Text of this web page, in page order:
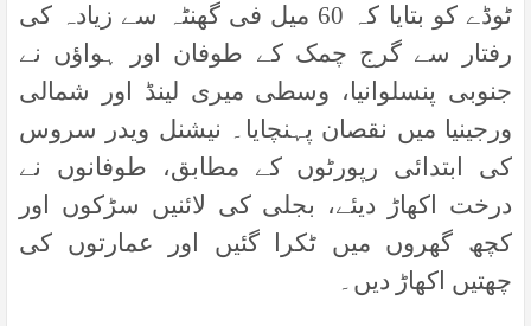
ٹوڈے کو بتایا کہ 60 میل فی گھنٹہ سے زیادہ کی
رفتار سے گرج چمک کے طوفان اور ہواؤں نے
جنوبی پنسلوانیا، وسطی میری لینڈ اور شمالی
ورجینیا میں نقصان پہنچایا۔ نیشنل ویدر سروس
کی ابتدائی رپورٹوں کے مطابق، طوفانوں نے
درخت اکھاڑ دیئے، بجلی کی لائنیں سڑکوں اور
کچھ گھروں میں ٹکرا گئیں اور عمارتوں کی
چھتیں اکھاڑ دیں۔